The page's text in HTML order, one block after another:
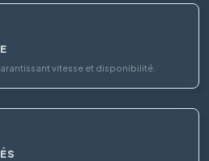
vitesse et disponibilité.